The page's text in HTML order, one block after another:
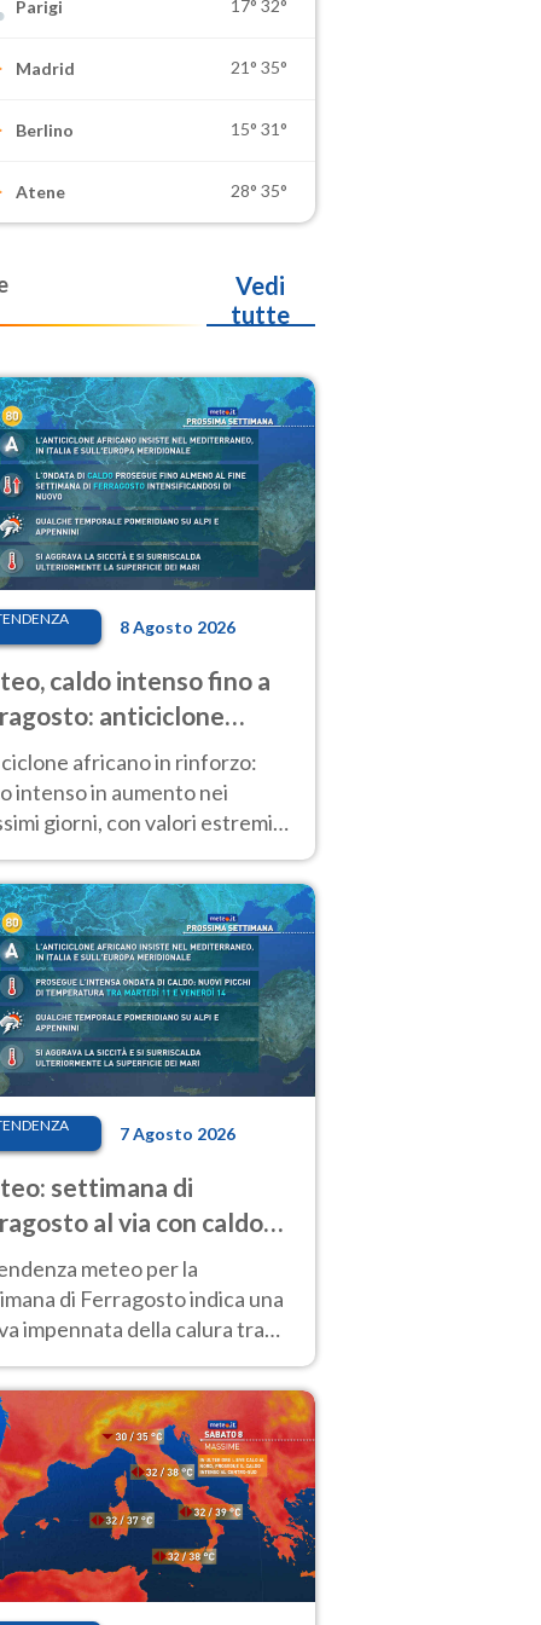
Parigi 17° 32°
Madrid 21° 35°
Berlino 15° 31°
Atene 28° 35°
Vedi
tutte
8 Agosto 2026
caldo intenso fino a
anticiclone
ancora
africano in rinforzo:
intenso in aumento nei
giorni, con valori estremi
7 Agosto 2026
settimana di
al via con caldo
e qualche temporale
meteo per la
di Ferragosto indica una
impennata della calura tra
al Nord.